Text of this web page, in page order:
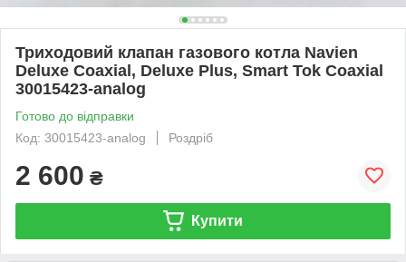
Триходовий клапан газового котла Navien
Deluxe Coaxial, Deluxe Plus, Smart Tok Coaxial
30015423-analog
Готово до відправки
Код: 30015423-analog
Роздріб
2 600 ₴
Купити